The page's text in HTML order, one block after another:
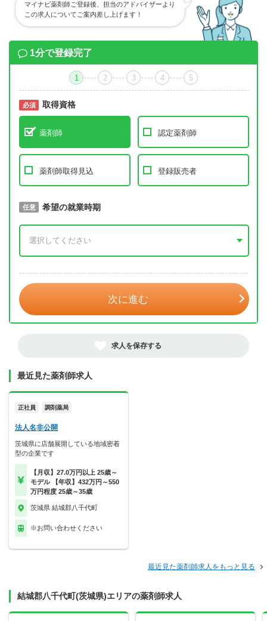
マイナビ薬剤師ご登録後、担当のアドバイザーより
この求人についてご案内差し上げます！
1分で登録完了
1 2 3 4 5
必須 取得資格
薬剤師 認定薬剤師
薬剤師取得見込 登録販売者
必須 取得予定年
任意 希望の就業時期
次に進む
求人を保存する
最近見た薬剤師求人
正社員 調剤薬局
法人名非公開
茨城県に店舗展開している地域密着
型の企業です
【月収】27.0万円以上 25歳～
モデル 【年収】432万円～550
万円程度 25歳～35歳
茨城県 結城郡八千代町
※お問い合わせください
最近見た薬剤師求人をもっと見る
結城郡八千代町(茨城県)エリアの薬剤師求人